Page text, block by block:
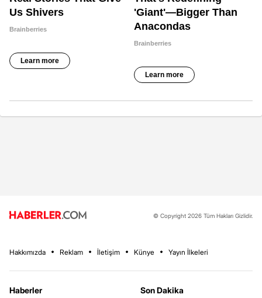
© Copyright 2026 Tüm Hakları Gizlidir.
Hakkımızda Reklam İletişim Künye Yayın İlkeleri
Haberler
Son Dakika